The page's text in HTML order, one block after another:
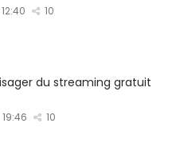
10
du streaming gratuit
10